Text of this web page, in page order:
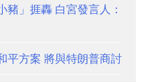
豬」捱轟 白宮發言人：
平方案 將與特朗普商討